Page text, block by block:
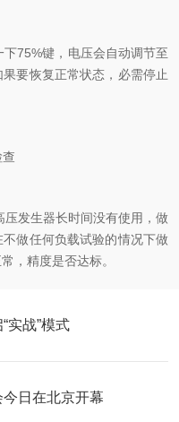
75%键，电压会自动调节至
要恢复正常状态，必需停止
发生器长时间没有使用，做
做任何负载试验的情况下做
，精度是否达标。
实战”模式
日在北京开幕